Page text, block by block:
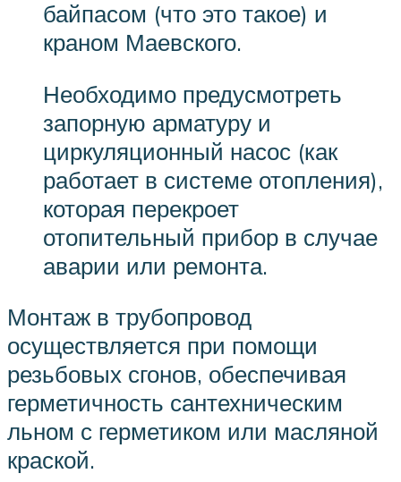
байпасом (что это такое) и
краном Маевского.
Необходимо предусмотреть
запорную арматуру и
циркуляционный насос (как
работает в системе отопления),
которая перекроет
отопительный прибор в случае
аварии или ремонта.
Монтаж в трубопровод
осуществляется при помощи
резьбовых сгонов, обеспечивая
герметичность сантехническим
льном с герметиком или масляной
краской.